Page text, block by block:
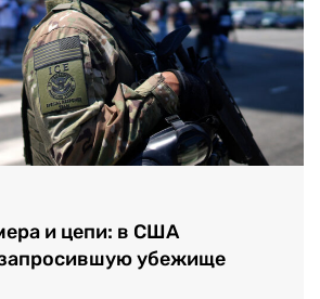
и цепи: в США
убежище